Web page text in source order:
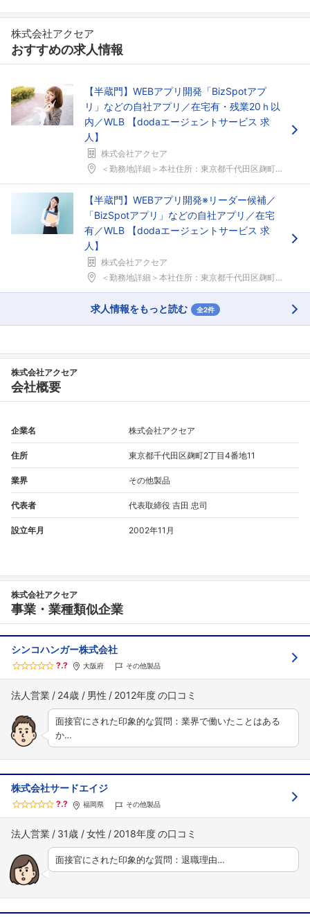
フォローしました
こちらの企業もフォローしませんか？
株式会社アクセア
おすすめの求人情報
【半蔵門】WEBアプリ開発「BizSpotアプ
リ」などの自社アプリ／在宅有・残業20ｈ以
内／WLB 【dodaエージェントサービス 求
人】
株式会社アクセア
＜勤務地詳細＞本社住所：東京都千代田区麹町2-2-...
【半蔵門】WEBアプリ開発※リーダー候補／
「BizSpotアプリ」などの自社アプリ／在宅
有／WLB 【dodaエージェントサービス 求
人】
株式会社アクセア
＜勤務地詳細＞本社住所：東京都千代田区麹町2-2-...
求人情報をもっと読む 全2件
株式会社アクセア
会社概要
企業名 株式会社アクセア
住所 東京都千代田区麹町2丁目4番地11
業界 その他製品
代表者 代表取締役 吉田 忠司
設立年月 2002年11月
株式会社アクセア
事業・業種類似企業
シンコハンガー株式会社
?.? 大阪府 その他製品
法人営業 24歳 男性 2012年度
面接官にされた印象的な質問：業界で働いたことはある
か…
株式会社サードエイジ
?.? 福岡県 その他製品
法人営業 31歳 女性 2018年度
面接官にされた印象的な質問：退職理由…